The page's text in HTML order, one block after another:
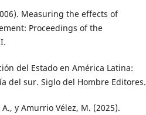
Measuring the effects of
Proceedings of the
del Estado en América Latina:
del sur. Siglo del Hombre Editores.
y Amurrio Vélez, M. (2025).